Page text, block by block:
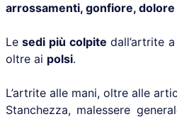
arrossamenti, gonfiore, dolore
Lesedi più colpite dall’artrite
oltre ai polsi.
L’artrite alle mani, oltre alle
Stanchezza, malessere